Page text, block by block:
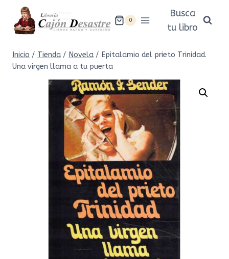
Saltar
contenido
0
Busca
tu libro
Inicio / Tienda / Novela / Epitalamio del prieto Trinidad.
Una virgen llama a tu puerta